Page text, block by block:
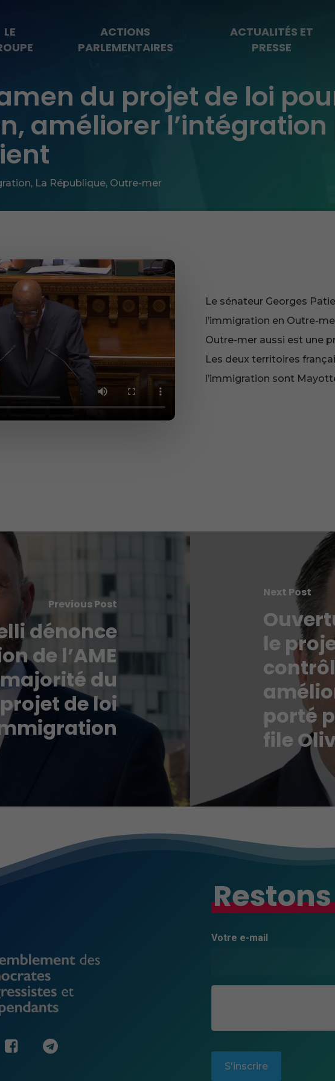
LE
ACTIONS
PARLEMENTAIRES
ACTUALITÉS ET
PRESSE
du projet de loi
améliorer
, La République, Outre-mer
Le sénateur Georges
l’immigration en Outre-
Outre-mer aussi est une
Les deux territoires
l’immigration sont
Previous Post
dénonce
de l’AME
du
de loi
Next Post
le
porté
file
Votre e-mail